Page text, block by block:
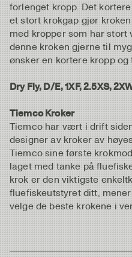
forlenget kropp. Det
et stort krokgap gjør
med kropper som har stort
denne kroken gjerne til
ønsker en kortere kropp
Dry Fly, D/E, 1XF, 2.5XS,
Tiemco Kroker
Tiemco har vært i drift
designer av kroker av
Tiemco sine første
laget med tanke på
krok er den viktigste
fluefiskeutstyret ditt,
velge de beste krokene i